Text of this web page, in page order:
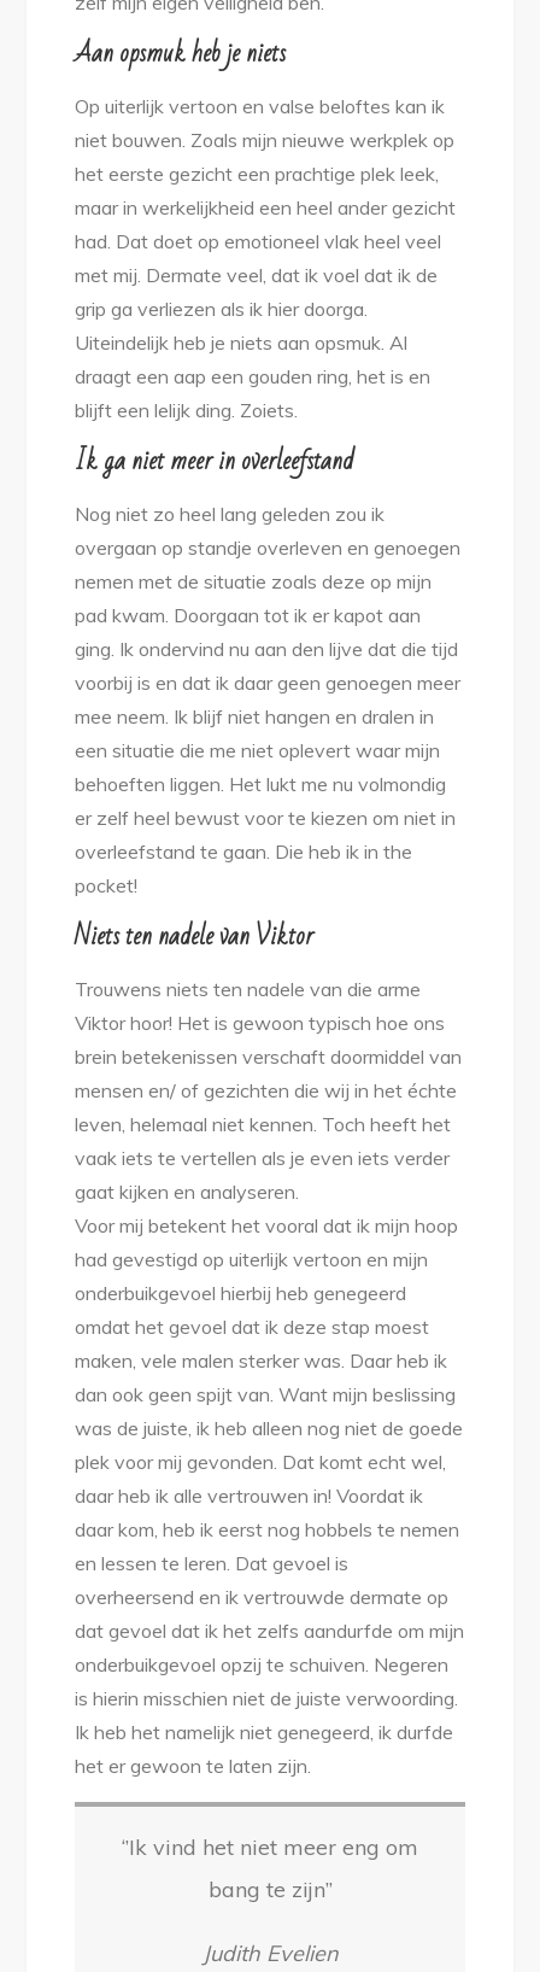
Aan opsmuk heb je niets
Op uiterlijk vertoon en valse beloftes kan ik
niet bouwen. Zoals mijn nieuwe werkplek op
het eerste gezicht een prachtige plek leek,
maar in werkelijkheid een heel ander gezicht
had. Dat doet op emotioneel vlak heel veel
met mij. Dermate veel, dat ik voel dat ik de
grip ga verliezen als ik hier doorga.
Uiteindelijk heb je niets aan opsmuk. Al
draagt een aap een gouden ring, het is en
blijft een lelijk ding. Zoiets.
Ik ga niet meer in overleefstand
Nog niet zo heel lang geleden zou ik
overgaan op standje overleven en genoegen
nemen met de situatie zoals deze op mijn
pad kwam. Doorgaan tot ik er kapot aan
ging. Ik ondervind nu aan den lijve dat die tijd
voorbij is en dat ik daar geen genoegen meer
mee neem. Ik blijf niet hangen en dralen in
een situatie die me niet oplevert waar mijn
behoeften liggen. Het lukt me nu volmondig
er zelf heel bewust voor te kiezen om niet in
overleefstand te gaan. Die heb ik in the
pocket!
Niets ten nadele van Viktor
Trouwens niets ten nadele van die arme
Viktor hoor! Het is gewoon typisch hoe ons
brein betekenissen verschaft doormiddel van
mensen en/ of gezichten die wij in het échte
leven, helemaal niet kennen. Toch heeft het
vaak iets te vertellen als je even iets verder
gaat kijken en analyseren.
Voor mij betekent het vooral dat ik mijn hoop
had gevestigd op uiterlijk vertoon en mijn
onderbuikgevoel hierbij heb genegeerd
omdat het gevoel dat ik deze stap moest
maken, vele malen sterker was. Daar heb ik
dan ook geen spijt van. Want mijn beslissing
was de juiste, ik heb alleen nog niet de goede
plek voor mij gevonden. Dat komt echt wel,
daar heb ik alle vertrouwen in! Voordat ik
daar kom, heb ik eerst nog hobbels te nemen
en lessen te leren. Dat gevoel is
overheersend en ik vertrouwde dermate op
dat gevoel dat ik het zelfs aandurfde om mijn
onderbuikgevoel opzij te schuiven. Negeren
is hierin misschien niet de juiste verwoording.
Ik heb het namelijk niet genegeerd, ik durfde
het er gewoon te laten zijn.
‘’Ik vind het niet meer eng om
bang te zijn’’
Judith Evelien